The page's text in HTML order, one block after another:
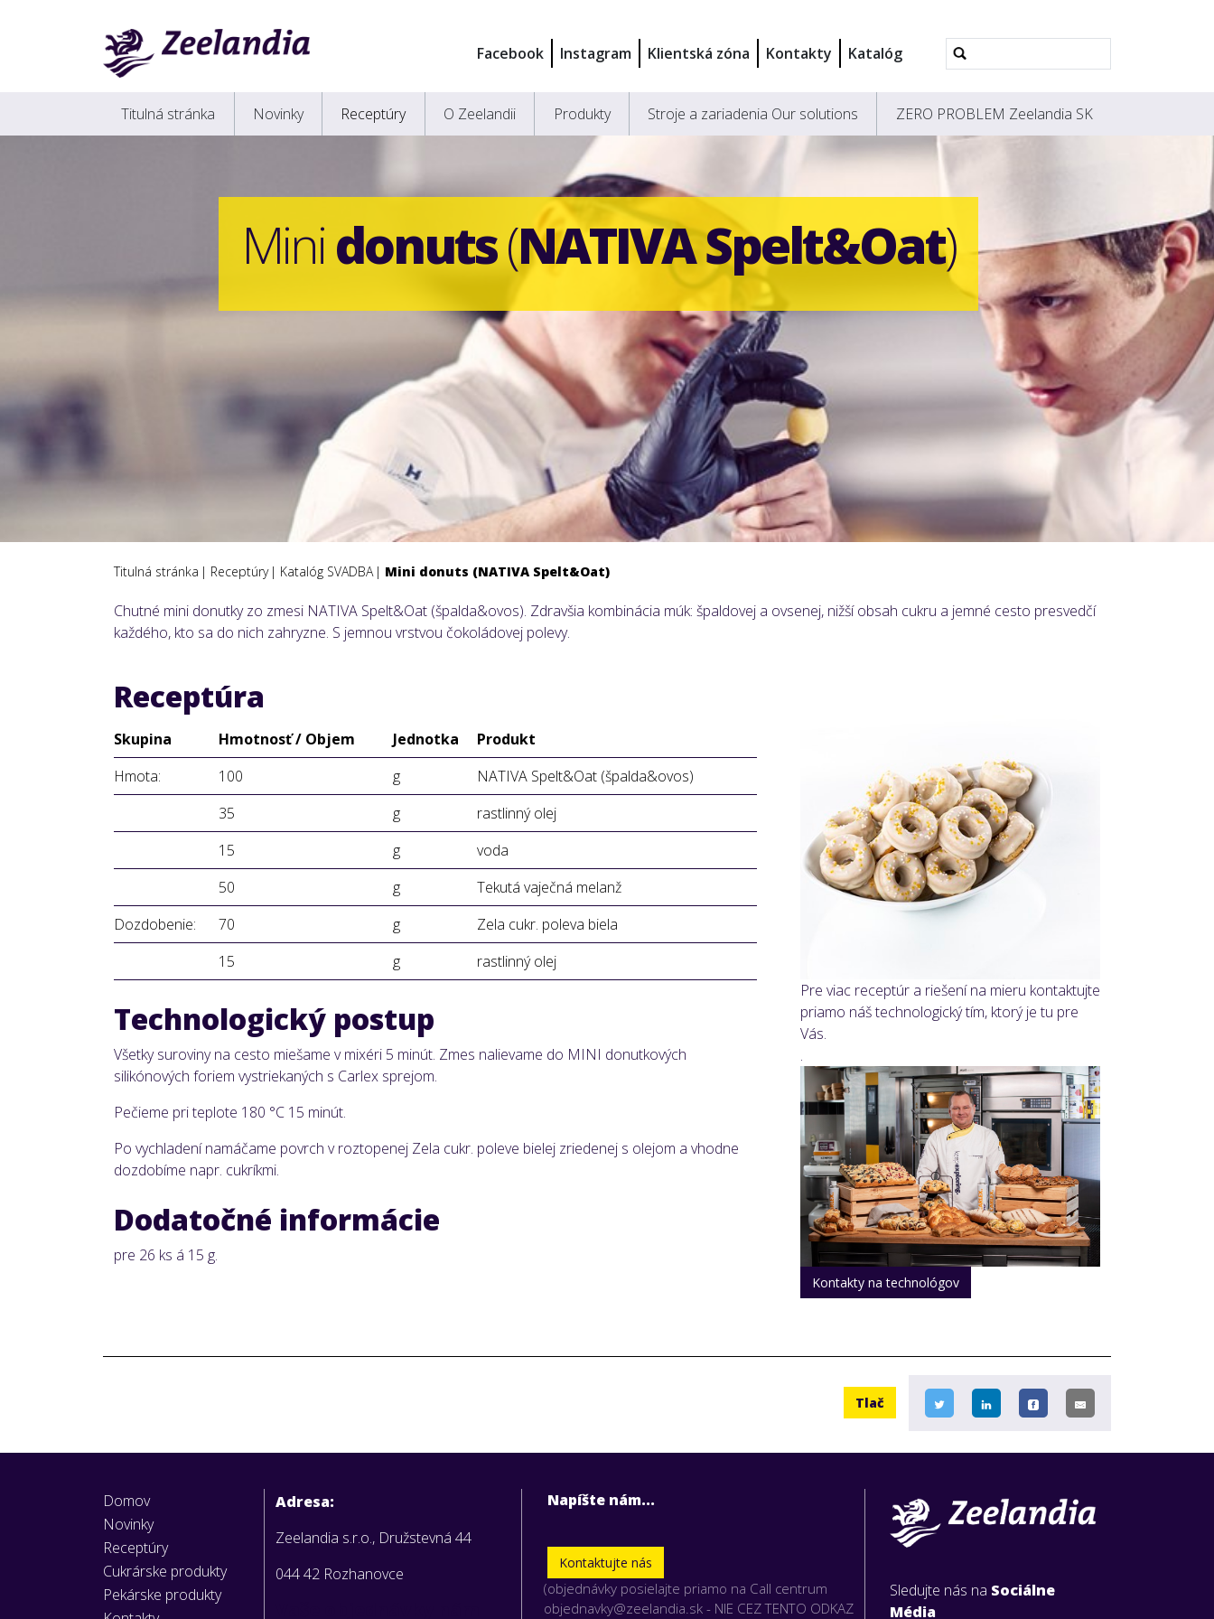
Facebook Instagram Klientská zóna Kontakty Katalóg
Rozšírené
vyhľadávanie...
Titulná stránka Novinky Receptúry O Zeelandii Produkty Stroje a zariadenia Our solutions ZERO PROBLEM Zeelandia SK
Minidonuts(NATIVA Spelt&Oat)
Titulná stránka Receptúry Katalóg SVADBA Mini donuts (NATIVA Spelt&Oat)
Chutné mini donutky zo zmesi NATIVA Spelt&Oat (špalda&ovos). Zdravšia kombinácia múk: špaldovej a ovsenej, nižší obsah cukru a jemné cesto presvedčí
každého, kto sa do nich zahryzne. S jemnou vrstvou čokoládovej polevy.
Receptúra
Skupina Hmotnosť / Objem Jednotka
Produkt
Hmota:
100 g
NATIVA Spelt&Oat (špalda&ovos)
35
g
rastlinný olej
15
g
voda
50
g
Tekutá vaječná melanž
Dozdobenie:
70 g
Zela cukr. poleva biela
15
g rastlinný olej
Technologický postup
Všetky suroviny na cesto miešame v mixéri 5 minút. Zmes nalievame do MINI donutkových
silikónových foriem vystriekaných s Carlex sprejom.
Pečieme pri teplote 180 °C 15 minút.
Po vychladení namáčame povrch v roztopenej Zela cukr. poleve bielej zriedenej s olejom a vhodne
dozdobíme napr. cukríkmi.
Dodatočné informácie
pre 26 ks á 15 g.
Pre viac receptúr a riešení na mieru kontaktujte
priamo náš technologický tím, ktorý je tu pre
Vás.
.
Kontakty na technológov
Tlač
Domov
Novinky
Receptúry
Cukrárske produkty
Pekárske produkty
Adresa:
Zeelandia s.r.o., Družstevná 44
044 42 Rozhanovce
Napíšte nám...
Kontaktujte nás
(objednávky posielajte priamo na Call centrum
objednavky@zeelandia.sk - NIE CEZ TENTO ODKAZ
Sledujte nás na Sociálne
Média